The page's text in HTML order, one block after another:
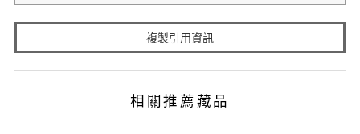
複製引用資訊
相關推薦藏品